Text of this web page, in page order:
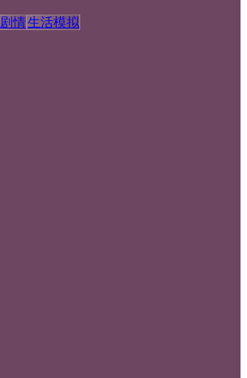
剧情生活模拟